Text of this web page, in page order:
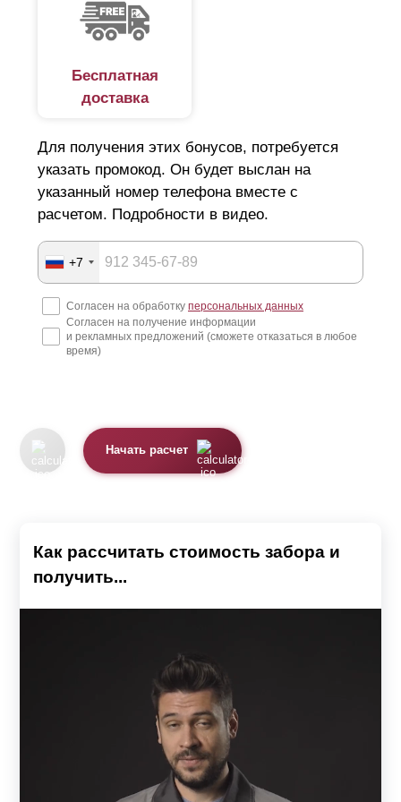
Бесплатная
доставка
Для получения этих бонусов, потребуется
указать промокод. Он будет выслан на
указанный номер телефона вместе с
расчетом. Подробности в видео.
+7
Согласен на обработку персональных данных
Согласен на получение информации
и рекламных предложений (сможете отказаться в любое
время)
Начать расчет
Как рассчитать стоимость забора и
получить...